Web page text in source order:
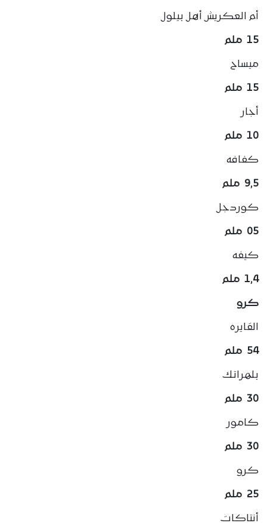
أم العكريش أهل بيلول
15 ملم
ميساح
15 ملم
أجار
10 ملم
كفافه
9,5 ملم
كوردجل
05 ملم
كيفه
1,4 ملم
كرو
القايره
54 ملم
بلهراتك
30 ملم
كامور
30 ملم
كرو
25 ملم
أنتاكات